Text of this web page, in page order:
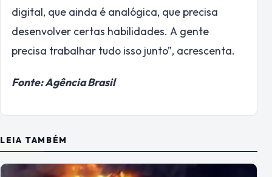
digital, que ainda é analógica, que precisa
desenvolver certas habilidades. A gente
precisa trabalhar tudo isso junto”, acrescenta.
Fonte: Agência Brasil
LEIA TAMBÉM